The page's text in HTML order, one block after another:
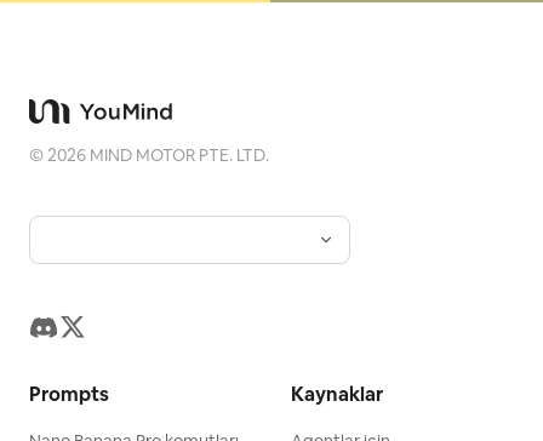
©2026 MIND MOTOR PTE. LTD.
Prompts Kaynaklar